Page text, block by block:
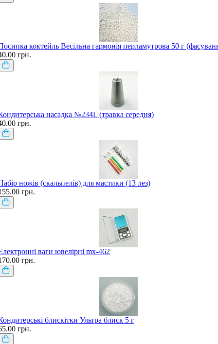
коктейль Весільна гармонія перламутрова 50 г
грн.
насадка №234L (травка середня)
грн.
ножів (скальпелів) для мастики (13 лез)
грн.
ваги ювелірні mx-462
грн.
блискітки Ультра блиск 5 г
грн.